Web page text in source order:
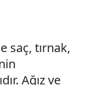
saç, tırnak,
Ağız ve